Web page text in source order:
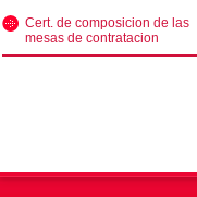
Cert. de composicion de las
mesas de contratacion